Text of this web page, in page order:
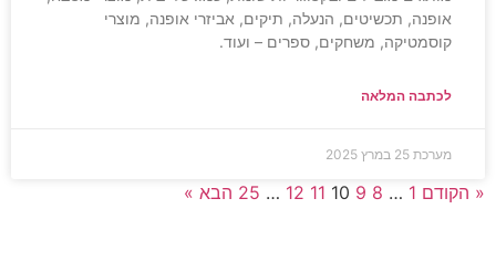
אופנה, תכשיטים, הנעלה, תיקים, אביזרי אופנה, מוצרי
קוסמטיקה, משחקים, ספרים – ועוד.
לכתבה המלאה
מערכת 25 במרץ 2025
« הקודם 1
…
8
9
10
11
12
…
25 הבא »